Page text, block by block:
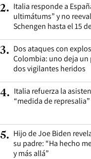
2. Italia responde a
ultimátums” y no
Schengen hasta el 15
3. Dos ataques con
Colombia: uno deja
dos vigilantes heridos
4. Italia refuerza la
“medida de
5. Hijo de Joe Biden
su padre: “Ha hecho
y más allá”